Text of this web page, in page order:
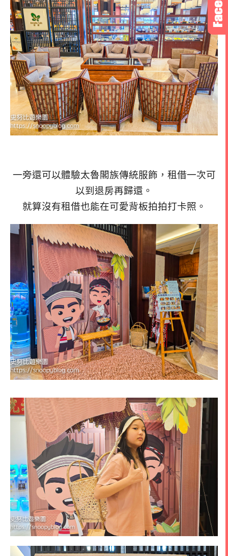
一旁還可以體驗太魯閣族傳統服飾，租借一次可
以到退房再歸還。
就算沒有租借也能在可愛背板拍拍打卡照。